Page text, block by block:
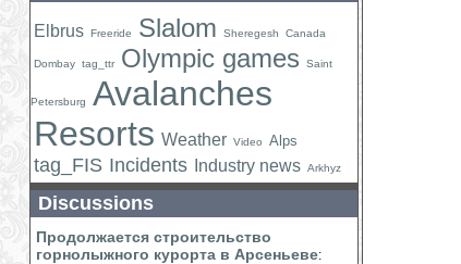
Elbrus Freeride Slalom Sheregesh Canada
Dombay tag_ttr Olympic games Saint
Petersburg
Avalanches
Resorts Weather Video Alps
tag_FIS Incidents Industry news Arkhyz
Discussions
Продолжается строительство
горнолыжного курорта в Арсеньеве: